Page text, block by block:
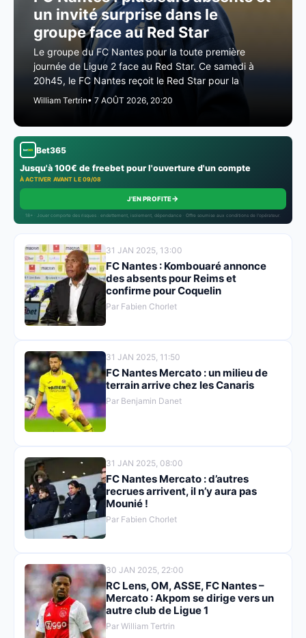
un invité surprise dans le
groupe face au Red Star
Le groupe du FC Nantes pour la toute première
journée de Ligue 2 face au Red Star. Ce samedi à
20h45, le FC Nantes reçoit le Red Star pour la
William Tertrin• 7 AOÛT 2026, 20:20
Bet365
Jusqu'à 100€ de freebet pour l'ouverture d'un compte
À ACTIVER AVANT LE 09/08
J'EN PROFITE→
18+ · Jouer comporte des risques : endettement, isolement, dépendance · Offre soumise aux conditions de l’opérateur.
31 JAN 2025, 13:00
FC Nantes : Kombouaré annonce
des absents pour Reims et
confirme pour Coquelin
Par Fabien Chorlet
31 JAN 2025, 11:50
FC Nantes Mercato : un milieu de
terrain arrive chez les Canaris
Par Benjamin Danet
31 JAN 2025, 08:00
FC Nantes Mercato : d’autres
recrues arrivent, il n’y aura pas
Mounié !
Par Fabien Chorlet
30 JAN 2025, 22:00
RC Lens, OM, ASSE, FC Nantes –
Mercato : Akpom se dirige vers un
autre club de Ligue 1
Par William Tertrin